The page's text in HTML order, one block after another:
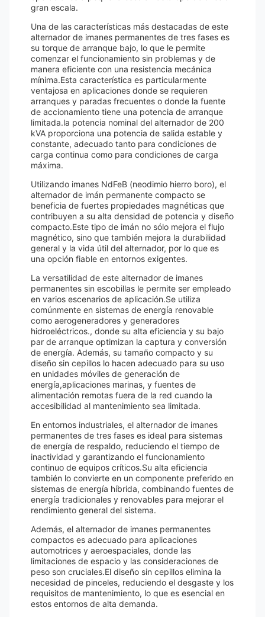
gran escala.
Una de las características más destacadas de este
alternador de imanes permanentes de tres fases es
su torque de arranque bajo, lo que le permite
comenzar el funcionamiento sin problemas y de
manera eficiente con una resistencia mecánica
mínima.Esta característica es particularmente
ventajosa en aplicaciones donde se requieren
arranques y paradas frecuentes o donde la fuente
de accionamiento tiene una potencia de arranque
limitada.la potencia nominal del alternador de 200
kVA proporciona una potencia de salida estable y
constante, adecuado tanto para condiciones de
carga continua como para condiciones de carga
máxima.
Utilizando imanes NdFeB (neodimio hierro boro), el
alternador de imán permanente compacto se
beneficia de fuertes propiedades magnéticas que
contribuyen a su alta densidad de potencia y diseño
compacto.Este tipo de imán no sólo mejora el flujo
magnético, sino que también mejora la durabilidad
general y la vida útil del alternador, por lo que es
una opción fiable en entornos exigentes.
La versatilidad de este alternador de imanes
permanentes sin escobillas le permite ser empleado
en varios escenarios de aplicación.Se utiliza
comúnmente en sistemas de energía renovable
como aerogeneradores y generadores
hidroeléctricos., donde su alta eficiencia y su bajo
par de arranque optimizan la captura y conversión
de energía. Además, su tamaño compacto y su
diseño sin cepillos lo hacen adecuado para su uso
en unidades móviles de generación de
energía,aplicaciones marinas, y fuentes de
alimentación remotas fuera de la red cuando la
accesibilidad al mantenimiento sea limitada.
En entornos industriales, el alternador de imanes
permanentes de tres fases es ideal para sistemas
de energía de respaldo, reduciendo el tiempo de
inactividad y garantizando el funcionamiento
continuo de equipos críticos.Su alta eficiencia
también lo convierte en un componente preferido en
sistemas de energía híbrida, combinando fuentes de
energía tradicionales y renovables para mejorar el
rendimiento general del sistema.
Además, el alternador de imanes permanentes
compactos es adecuado para aplicaciones
automotrices y aeroespaciales, donde las
limitaciones de espacio y las consideraciones de
peso son cruciales.El diseño sin cepillos elimina la
necesidad de pinceles, reduciendo el desgaste y los
requisitos de mantenimiento, lo que es esencial en
estos entornos de alta demanda.